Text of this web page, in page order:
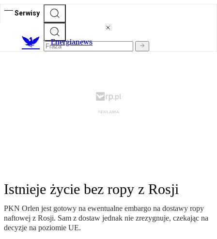
Serwisy
Energianews
Istnieje życie bez ropy z Rosji
PKN Orlen jest gotowy na ewentualne embargo na dostawy ropy
naftowej z Rosji. Sam z dostaw jednak nie zrezygnuje, czekając na
decyzje na poziomie UE.